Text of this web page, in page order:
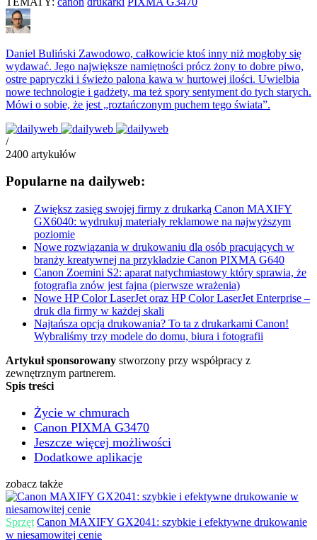
Daniel Buliński Zawodowo, całkowicie ktoś inny niż mogłoby się
wydawać. Jego największe namiętności prócz żony to dobre piwo,
ostre papryczki i świeżo palona kawa w hurtowej ilości. Uwielbia
nowe technologie i gadżety, ma też spory sentyment do tych starych.
Mówi o sobie, że jest „roztańczonym puchem tego świata”.
/
2400 artykułów
Popularne na dailyweb:
Zwiększ zasięg swojej firmy z drukarką Canon MAXIFY
GX6040: wydrukuj materiały reklamowe na najwyższym
poziomie
Nowe rozwiązania w drukowaniu dla osób pracujących w
branży kreatywnej na przykładzie Canon PIXMA G640
Canon Zoemini S2: aparat natychmiastowy który sprawia, że
fotografia znów jest fajna (pierwsze wrażenia)
Nowe HP Color LaserJet oraz HP Color LaserJet Enterprise –
druk dla firmy w każdej skali
Najtańsza opcja drukowania? To ta z drukarkami Canon!
Wybraliśmy trzy modele do domu, biura i fotografii
Artykuł sponsorowany stworzony przy współpracy z
zewnętrznym partnerem.
Spis treści
Życie w chmurach
Canon PIXMA G3470
Jeszcze więcej możliwości
Dodatkowe aplikacje
zobacz także
Sprzęt Canon MAXIFY GX2041: szybkie i efektywne drukowanie
w niesamowitej cenie